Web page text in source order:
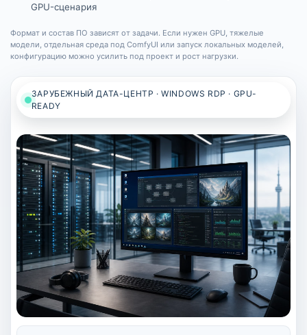
GPU-сценария
Формат и состав ПО зависят от задачи. Если нужен GPU, тяжелые
модели, отдельная среда под ComfyUI или запуск локальных моделей,
конфигурацию можно усилить под проект и рост нагрузки.
ЗАРУБЕЖНЫЙ ДАТА-ЦЕНТР · WINDOWS RDP · GPU-
READY